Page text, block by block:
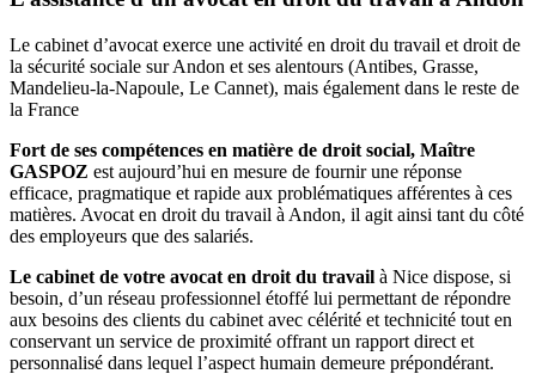
Le cabinet d’avocat exerce une activité en droit du travail et droit de
la sécurité sociale sur Andon et ses alentours (Antibes, Grasse,
Mandelieu-la-Napoule, Le Cannet), mais également dans le reste de
la France
Fort de ses compétences en matière de droit social, Maître
GASPOZ est aujourd’hui en mesure de fournir une réponse
efficace, pragmatique et rapide aux problématiques afférentes à ces
matières. Avocat en droit du travail à Andon, il agit ainsi tant du côté
des employeurs que des salariés.
Le cabinet de votre avocat en droit du travail à Nice dispose, si
besoin, d’un réseau professionnel étoffé lui permettant de répondre
aux besoins des clients du cabinet avec célérité et technicité tout en
conservant un service de proximité offrant un rapport direct et
personnalisé dans lequel l’aspect humain demeure prépondérant.